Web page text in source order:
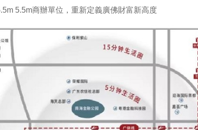
5.5m商辦單位，重新定義廣佛財富新高度